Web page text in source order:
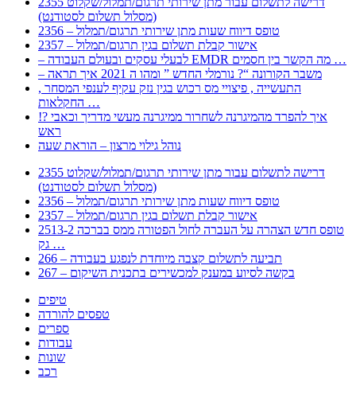
(מסלול תשלום לסטודנט)
2356 – טופס דיווח שעות מתן שירותי תרגום/תמלול
2357 – אישור קבלת תשלום בגין תרגום/תמלול
– לבעלי עסקים ובעולם העבודה EMDR מה הקשר בין חסמים …
– משבר הקורונה “? נורמלי החדש ” ומהו ה 2021 איך תראה
, התעשייה , פיצויי מס רכוש בגין נזק עקיף לענפי המסחר
החקלאות …
!? איך להפרד מהמיגרנה לשחרור ממיגרנה מעשי מדריך וכאבי
ראש
נוהל גילוי מרצון – הוראת שעה
2355 דרישה לתשלום עבור מתן שירותי תרגום/תמלול/שקלוט
(מסלול תשלום לסטודנט)
2356 – טופס דיווח שעות מתן שירותי תרגום/תמלול
2357 – אישור קבלת תשלום בגין תרגום/תמלול
2513-2 טופס חדש הצהרה על העברה לחול הפטורה ממס בברכה
גק …
266 – תביעה לתשלום קצבה מיוחדת לנפגע בעבודה
267 – בקשה לסיוע במענק למכשירים בתכנית השיקום
טיפים
טפסים להורדה
ספרים
עבודות
שונות
רכב